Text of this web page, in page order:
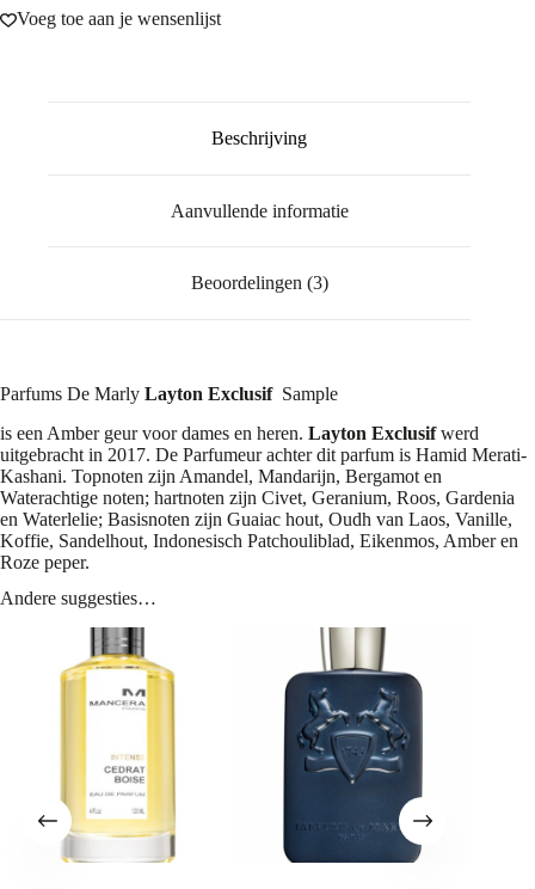
Voeg toe aan je wensenlijst
Beschrijving
Aanvullende informatie
Beoordelingen (3)
Parfums De Marly Layton ExclusifSample
is een Amber geur voor dames en heren. Layton Exclusifwerd
uitgebracht in 2017. De Parfumeur achter dit parfum is Hamid Merati-
Kashani. Topnoten zijn Amandel, Mandarijn, Bergamot en
Waterachtige noten; hartnoten zijn Civet, Geranium, Roos, Gardenia
en Waterlelie; Basisnoten zijn Guaiac hout, Oudh van Laos, Vanille,
Koffie, Sandelhout, Indonesisch Patchouliblad, Eikenmos, Amber en
Roze peper.
Andere suggesties…